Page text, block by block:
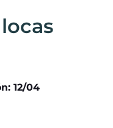
12/04